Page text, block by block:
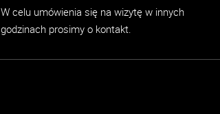
W celu umówienia się na wizytę w innych
godzinach prosimy o kontakt.